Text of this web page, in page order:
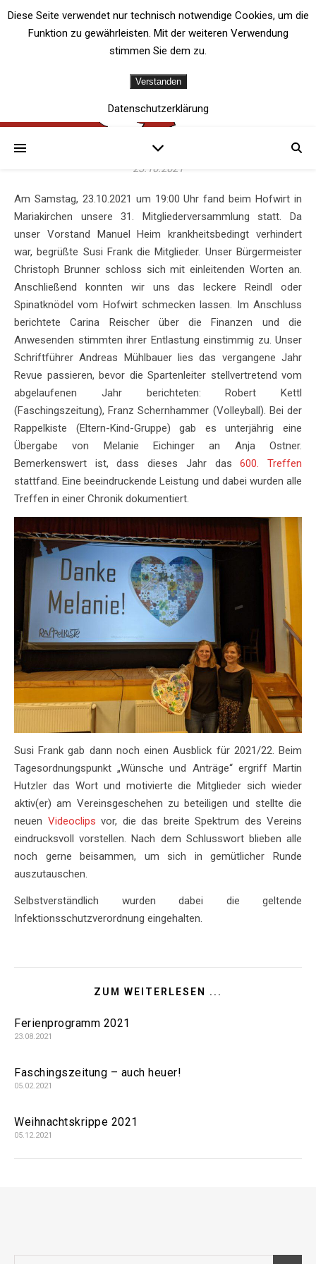
2021
Mitgliederversammlung
am 23.10.2021
23.10.2021
Am Samstag, 23.10.2021 um 19:00 Uhr fand beim Hofwirt in
Mariakirchen unsere 31. Mitgliederversammlung statt. Da
unser Vorstand Manuel Heim krankheitsbedingt verhindert
war, begrüßte Susi Frank die Mitglieder. Unser Bürgermeister
Christoph Brunner schloss sich mit einleitenden Worten an.
Anschließend konnten wir uns das leckere Reindl oder
Spinatknödel vom Hofwirt schmecken lassen. Im Anschluss
berichtete Carina Reischer über die Finanzen und die
Anwesenden stimmten ihrer Entlastung einstimmig zu. Unser
Schriftführer Andreas Mühlbauer lies das vergangene Jahr
Revue passieren, bevor die Spartenleiter stellvertretend vom
abgelaufenen Jahr berichteten: Robert Kettl
(Faschingszeitung), Franz Schernhammer (Volleyball). Bei der
Rappelkiste (Eltern-Kind-Gruppe) gab es unterjährig eine
Übergabe von Melanie Eichinger an Anja Ostner.
Bemerkenswert ist, dass dieses Jahr das600. Treffen
stattfand. Eine beeindruckende Leistung und dabei wurden alle
Treffen in einer Chronik dokumentiert.
Susi Frank gab dann noch einen Ausblick für 2021/22. Beim
Tagesordnungspunkt „Wünsche und Anträge“ ergriff Martin
Hutzler das Wort und motivierte die Mitglieder sich wieder
aktiv(er) am Vereinsgeschehen zu beteiligen und stellte die
neuen Videoclips vor, die das breite Spektrum des Vereins
eindrucksvoll vorstellen. Nach dem Schlusswort blieben alle
noch gerne beisammen, um sich in gemütlicher Runde
auszutauschen.
Selbstverständlich wurden dabei die geltende
Infektionsschutzverordnung eingehalten.
ZUM WEITERLESEN ...
Ferienprogramm 2021
23.08.2021
Faschingszeitung – auch heuer!
05.02.2021
Weihnachtskrippe 2021
05.12.2021
Diese Seite verwendet nur technisch notwendige Cookies, um die
Funktion zu gewährleisten. Mit der weiteren Verwendung
stimmen Sie dem zu.
Verstanden
Datenschutzerklärung